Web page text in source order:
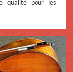
qualité pour les